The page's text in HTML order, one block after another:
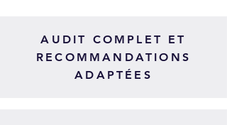
AUDIT COMPLET ET
RECOMMANDATIONS
ADAPTÉES